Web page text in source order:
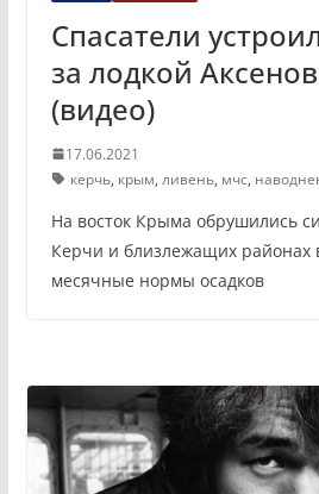
Спасатели
за лодкой
(видео)
17.06.2021
керчь, крым, ливень, мчс,
На восток Крыма обрушились
Керчи и близлежащих районах
месячные нормы осадков